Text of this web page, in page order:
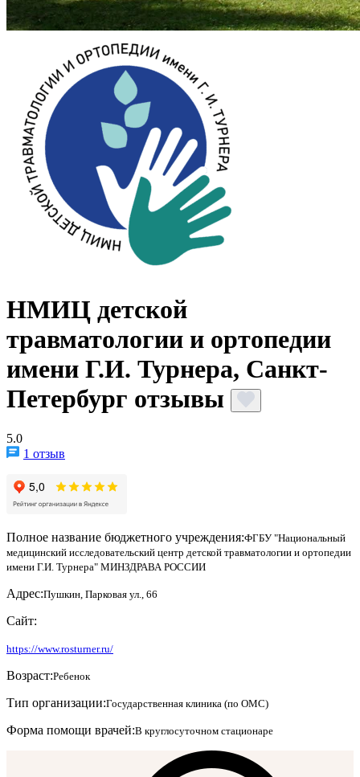
НМИЦ детской
травматологии и ортопедии
имени Г.И. Турнера, Санкт-
Петербург отзывы
5.0
1 отзыв
Полное название бюджетного учреждения:ФГБУ "Национальный
медицинский исследовательский центр детской травматологии и ортопедии
имени Г.И. Турнера" МИНЗДРАВА РОССИИ
Адрес:Пушкин, Парковая ул., 66
Сайт:
https://www.rosturner.ru/
Возраст:Ребенок
Тип организации:Государственная клиника (по ОМС)
Форма помощи врачей:В круглосуточном стационаре